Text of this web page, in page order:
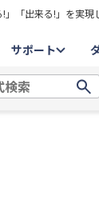
「出来る!」を実現
サポート